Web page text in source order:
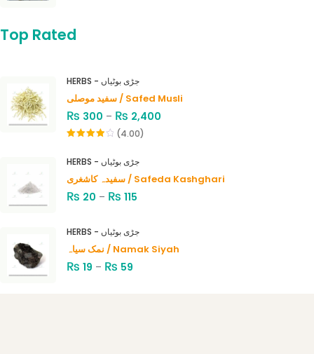
Top Rated
HERBS - جڑی بوٹیاں
سفید موصلی / Safed Musli
₨ 300 – ₨ 2,400
of 5
(4.00)
HERBS - جڑی بوٹیاں
سفیدہ کاشغری / Safeda Kashghari
₨ 20 – ₨ 115
HERBS - جڑی بوٹیاں
نمک سیاہ / Namak Siyah
₨ 19 – ₨ 59